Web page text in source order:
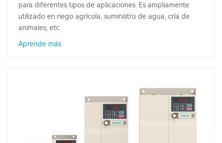
para diferentes tipos de aplicaciones. Es ampliamente
utilizado en riego agrícola, suministro de agua, cría de
animales, etc.
Aprende más